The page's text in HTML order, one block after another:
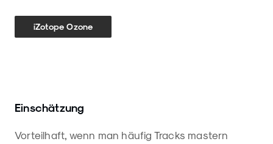
iZotope Ozone
Einschätzung
Vorteilhaft, wenn man häufig Tracks mastern